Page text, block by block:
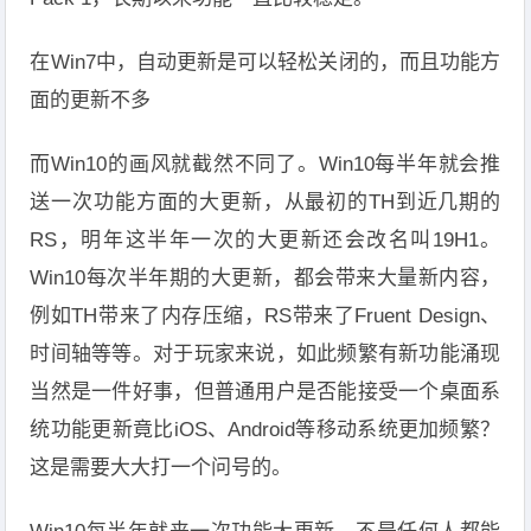
在Win7中，自动更新是可以轻松关闭的，而且功能方
面的更新不多
而Win10的画风就截然不同了。Win10每半年就会推
送一次功能方面的大更新，从最初的TH到近几期的
RS，明年这半年一次的大更新还会改名叫19H1。
Win10每次半年期的大更新，都会带来大量新内容，
例如TH带来了内存压缩，RS带来了Fruent Design、
时间轴等等。对于玩家来说，如此频繁有新功能涌现
当然是一件好事，但普通用户是否能接受一个桌面系
统功能更新竟比iOS、Android等移动系统更加频繁？
这是需要大大打一个问号的。